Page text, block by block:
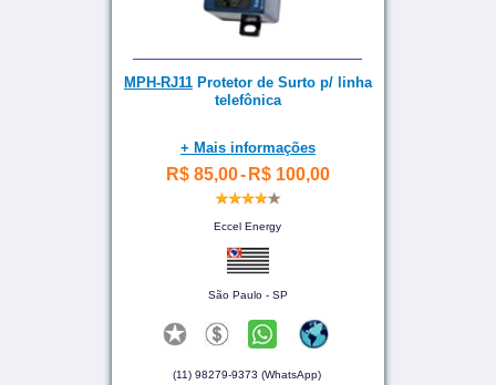
MPH-RJ11Protetor de Surto p/ linha
telefônica
+ Mais informações
R$ 85,00- R$ 100,00
Eccel Energy
São Paulo - SP
(11) 98279-9373 (WhatsApp)